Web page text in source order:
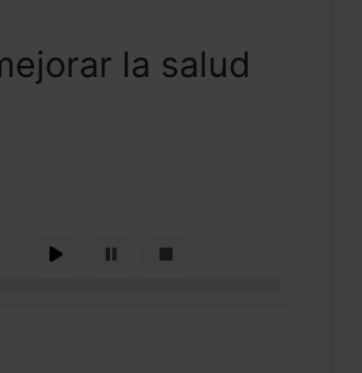
la salud